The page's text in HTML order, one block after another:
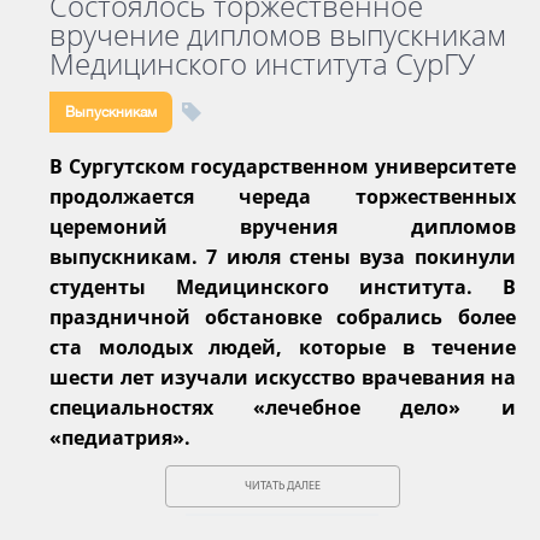
вручение дипломов выпускникам
Медицинского института СурГУ
Выпускникам
В Сургутском государственном университете
продолжается череда торжественных
церемоний вручения дипломов
выпускникам. 7 июля стены вуза покинули
студенты Медицинского института. В
праздничной обстановке собрались более
ста молодых людей, которые в течение
шести лет изучали искусство врачевания на
специальностях «лечебное дело» и
«педиатрия».
ЧИТАТЬ ДАЛЕЕ